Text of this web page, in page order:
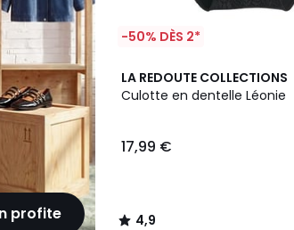
profite
-50% DÈS 2*
LA REDOUTE COLLECTIONS
Culotte en dentelle Léonie
17,99 €
4,9
/ 5
4,9